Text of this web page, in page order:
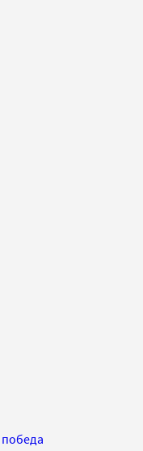
победа